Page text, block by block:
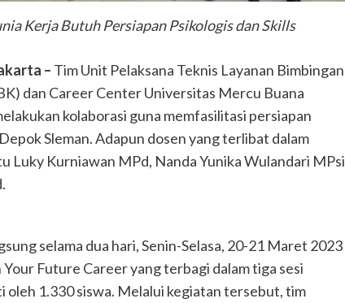
Kerja Butuh Persiapan Psikologis dan Skills
– Tim Unit Pelaksana Teknis Layanan Bimbingan
dan Career Center Universitas Mercu Buana
kolaborasi guna memfasilitasi persiapan
Sleman. Adapun dosen yang terlibat dalam
Luky Kurniawan MPd, Nanda Yunika Wulandari MPsi
selama dua hari, Senin-Selasa, 20-21 Maret 2023
Future Career yang terbagi dalam tiga sesi
oleh 1.330 siswa. Melalui kegiatan tersebut, tim